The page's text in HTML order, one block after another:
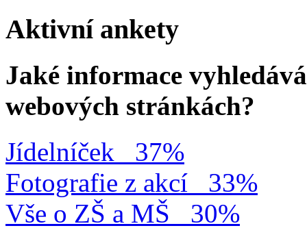
Aktivní ankety
Jaké informace
webových stránkách?
Jídelníček
37%
Fotografie z akcí
33%
Vše o ZŠ a MŠ
30%